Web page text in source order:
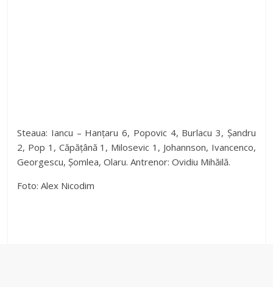
Steaua: Iancu – Hanțaru 6, Popovic 4, Burlacu 3, Șandru
2, Pop 1, Căpățână 1, Milosevic 1, Johannson, Ivancenco,
Georgescu, Șomlea, Olaru. Antrenor: Ovidiu Mihăilă.
Foto: Alex Nicodim